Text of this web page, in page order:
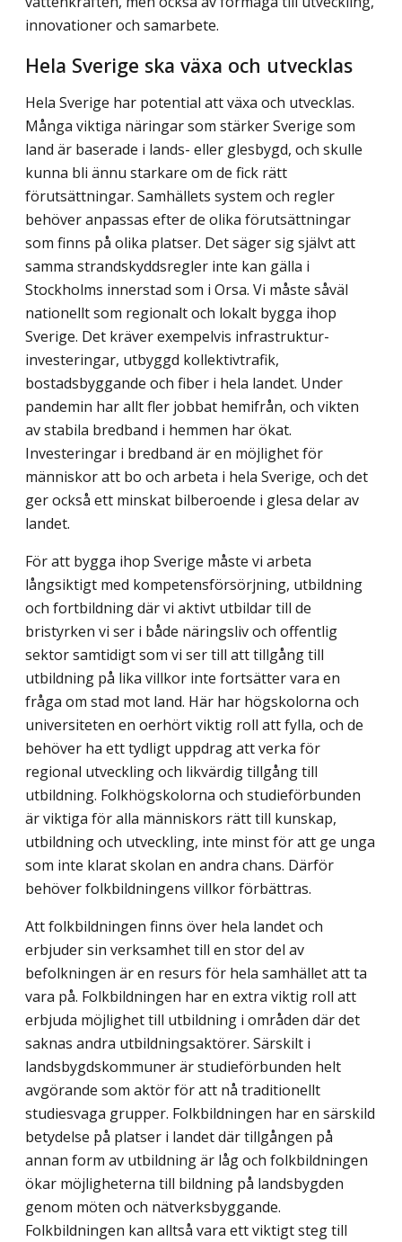
innovationer och samarbete.
Hela Sverige ska växa och utvecklas
Hela Sverige har potential att växa och utvecklas.
Många viktiga näringar som stärker Sverige som
land är baserade i lands- eller glesbygd, och skulle
kunna bli ännu starkare om de fick rätt
förutsättningar. Samhällets system och regler
behöver anpassas efter de olika förutsättningar
som finns på olika platser. Det säger sig självt att
samma strand­skyddsregler inte kan gälla i
Stockholms innerstad som i Orsa. Vi måste såväl
nationellt som regionalt och lokalt bygga ihop
Sverige. Det kräver exempelvis infrastruktur­
investeringar, utbyggd kollektivtrafik,
bostadsbyggande och fiber i hela landet. Under
pandemin har allt fler jobbat hemifrån, och vikten
av stabila bredband i hemmen har ökat.
Investeringar i bredband är en möjlighet för
människor att bo och arbeta i hela Sverige, och det
ger också ett minskat bilberoende i glesa delar av
landet.
För att bygga ihop Sverige måste vi arbeta
långsiktigt med kompetensförsörjning, utbildning
och fortbildning där vi aktivt utbildar till de
bristyrken vi ser i både närings­liv och offentlig
sektor samtidigt som vi ser till att tillgång till
utbildning på lika villkor inte fortsätter vara en
fråga om stad mot land. Här har högskolorna och
universiteten en oerhört viktig roll att fylla, och de
behöver ha ett tydligt uppdrag att verka för
regional utveckling och likvärdig tillgång till
utbildning. Folkhögskolorna och studieförbunden
är viktiga för alla människors rätt till kunskap,
utbildning och utveckling, inte minst för att ge unga
som inte klarat skolan en andra chans. Därför
behöver folkbildningens villkor förbättras.
Att folkbildningen finns över hela landet och
erbjuder sin verksamhet till en stor del av
befolkningen är en resurs för hela samhället att ta
vara på. Folkbildningen har en extra viktig roll att
erbjuda möjlighet till utbildning i områden där det
saknas andra utbildningsaktörer. Särskilt i
landsbygdskommuner är studieförbunden helt
avgörande som aktör för att nå traditionellt
studiesvaga grupper. Folkbildningen har en särskild
betydelse på platser i landet där tillgången på
annan form av utbildning är låg och folkbildningen
ökar möjligheterna till bildning på landsbygden
genom möten och nätverksbyggande.
Folkbildningen kan alltså vara ett viktigt steg till